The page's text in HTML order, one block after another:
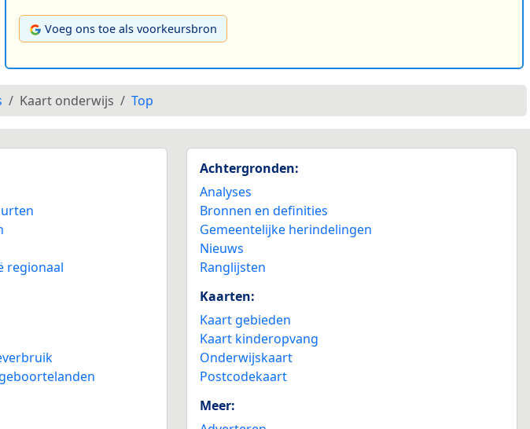
Voeg ons toe als voorkeursbron
Kaart onderwijs Top
regionaal
Achtergronden:
Analyses
Bronnen en definities
Gemeentelijke herindelingen
Nieuws
Ranglijsten
Kaarten:
Kaart gebieden
Kaart kinderopvang
Onderwijskaart
Postcodekaart
Meer: